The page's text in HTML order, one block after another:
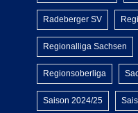
Radeberger SV
Regionalliga Sachsen
Regionsoberliga
Saison 2024/25